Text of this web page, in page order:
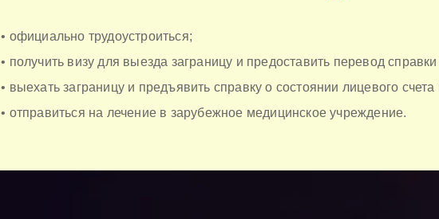
• официально трудоустроиться;
• получить визу для выезда заграницу и предоставить перевод
• выехать заграницу и предъявить справку о состоянии лицевого счета
• отправиться на лечение в зарубежное медицинское учреждение.